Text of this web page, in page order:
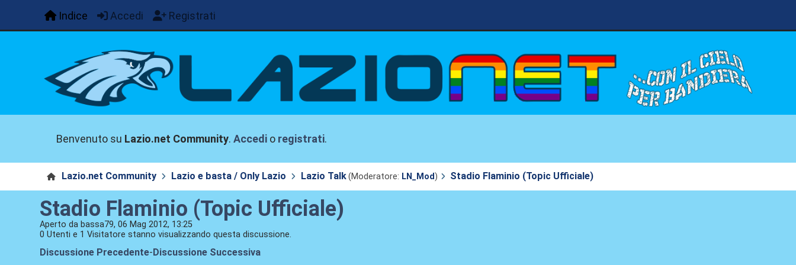
Indice Accedi Registrati
Benvenuto su Lazio.net Community.Accedi o registrati.
Lazio.net Community Lazio e basta / Only Lazio Lazio Talk(Moderatore: LN_Mod) Stadio Flaminio (Topic Ufficiale)
Stadio Flaminio (Topic Ufficiale)
Aperto da bassa79, 06 Mag 2012, 13:25
0 Utenti e 1 Visitatore stanno visualizzando questa discussione.
Discussione Precedente- Discussione Successiva